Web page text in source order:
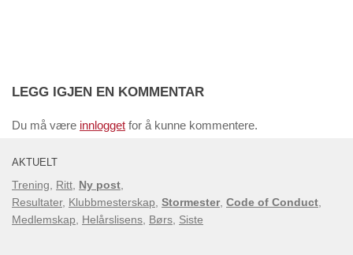
LEGG IGJEN EN KOMMENTAR
Du må være innlogget for å kunne kommentere.
AKTUELT
Trening Ritt Ny post
Resultater, Klubbmesterskap Stormester, Code of Conduct
Medlemskap
Helårslisens Børs Siste